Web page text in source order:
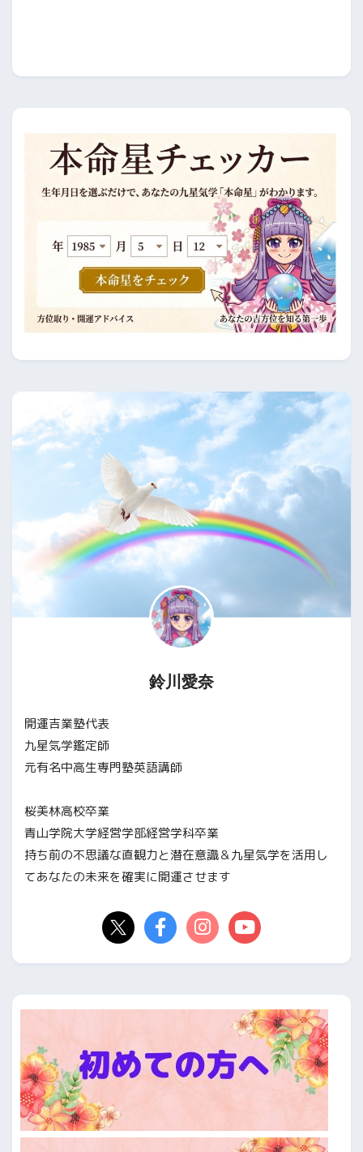
鈴川愛奈
開運吉業塾代表
九星気学鑑定師
元有名中高生専門塾英語講師
桜美林高校卒業
青山学院大学経営学部経営学科卒業
持ち前の不思議な直観力と潜在意識＆九星気学を活用し
てあなたの未来を確実に開運させます